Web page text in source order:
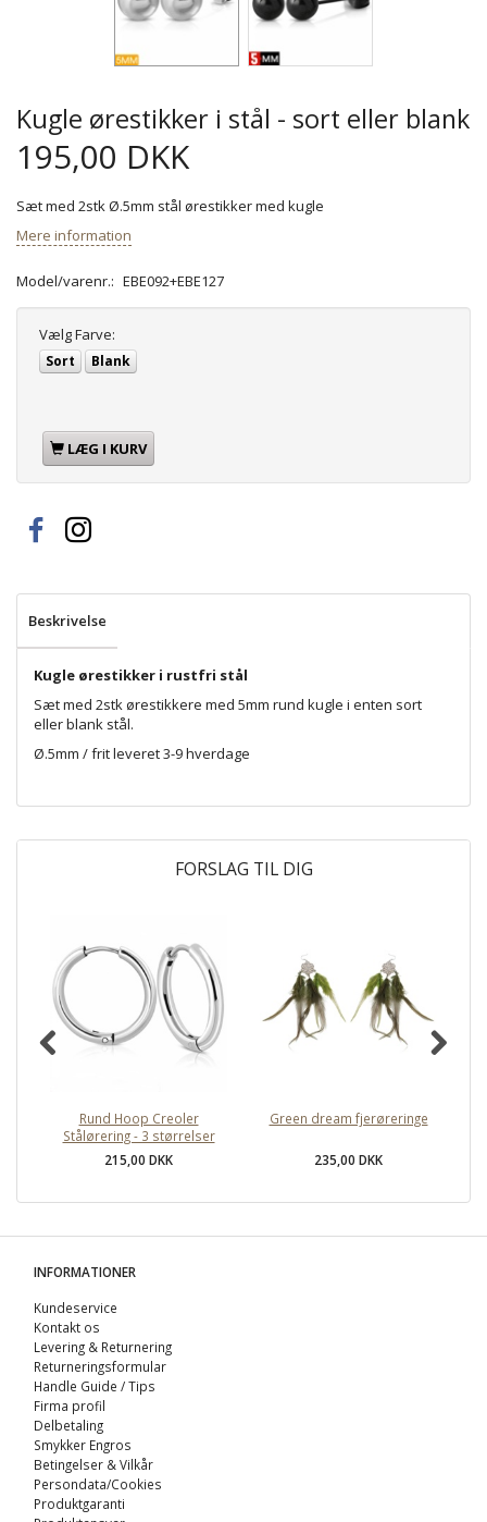
Kugle ørestikker i stål - sort eller blank
195,00 DKK
Sæt med 2stk Ø.5mm stål ørestikker med kugle
Mere information
Model/varenr.: EBE092+EBE127
VælgFarve:
Sort Blank
LÆG I KURV
Beskrivelse
Kugle ørestikker i rustfri stål
Sæt med 2stk ørestikkere med 5mm rund kugle i enten sort
eller blank stål.
Ø.5mm / frit leveret 3-9 hverdage
FORSLAG TIL DIG
Rund Hoop Creoler
Stålørering - 3 størrelser
215,00 DKK
Green dream fjerøreringe
235,00 DKK
INFORMATIONER
Kundeservice
Kontakt os
Levering & Returnering
Returneringsformular
Handle Guide / Tips
Firma profil
Delbetaling
Smykker Engros
Betingelser & Vilkår
Persondata/Cookies
Produktgaranti